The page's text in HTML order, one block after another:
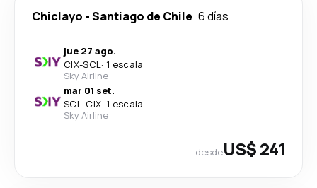
Chiclayo -Santiago de Chile 6 días
jue 27 ago.
CIX-SCL· 1 escala
Sky Airline
mar 01 set.
SCL-CIX· 1 escala
Sky Airline
desdeUS$ 241